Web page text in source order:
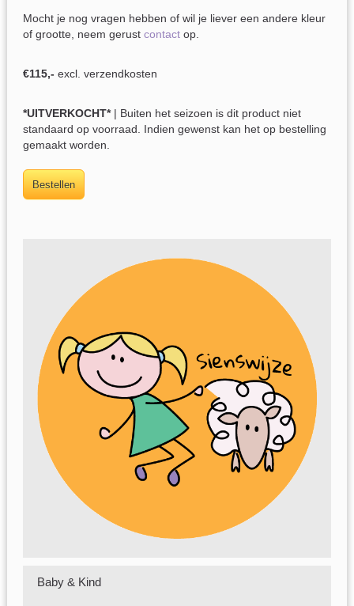
Mocht je nog vragen hebben of wil je liever een andere kleur
of grootte, neem gerust contactop.
€115,- excl. verzendkosten
*UITVERKOCHT*
| Buiten het seizoen is dit product niet
standaard op voorraad. Indien gewenst kan het op bestelling
gemaakt worden.
Baby & Kind